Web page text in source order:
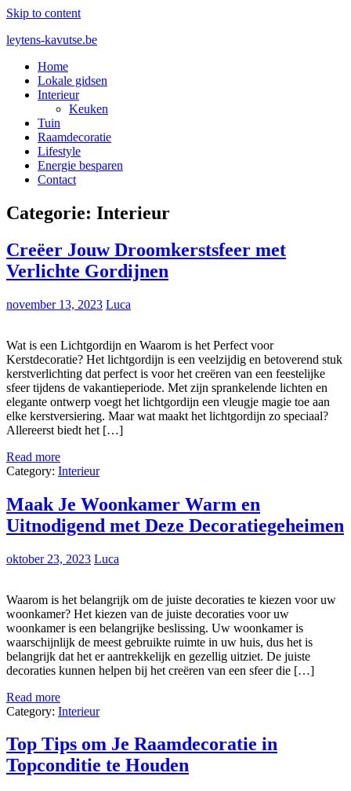
Skip to content
leytens-kavutse.be
Blog interieurstyling: Hoe je kleur en textuur combineert
Home
Lokale gidsen
Interieur
Keuken
Tuin
Raamdecoratie
Lifestyle
Energie besparen
Contact
Categorie: Interieur
Creëer Jouw Droomkerstsfeer met
Verlichte Gordijnen
november 13, 2023 Luca
Wat is een Lichtgordijn en Waarom is het Perfect voor
Kerstdecoratie? Het lichtgordijn is een veelzijdig en betoverend stuk
kerstverlichting dat perfect is voor het creëren van een feestelijke
sfeer tijdens de vakantieperiode. Met zijn sprankelende lichten en
elegante ontwerp voegt het lichtgordijn een vleugje magie toe aan
elke kerstversiering. Maar wat maakt het lichtgordijn zo speciaal?
Allereerst biedt het […]
Read more
Category: Interieur
Maak Je Woonkamer Warm en
Uitnodigend met Deze Decoratiegeheimen
oktober 23, 2023 Luca
Waarom is het belangrijk om de juiste decoraties te kiezen voor uw
woonkamer? Het kiezen van de juiste decoraties voor uw
woonkamer is een belangrijke beslissing. Uw woonkamer is
waarschijnlijk de meest gebruikte ruimte in uw huis, dus het is
belangrijk dat het er aantrekkelijk en gezellig uitziet. De juiste
decoraties kunnen helpen bij het creëren van een sfeer die […]
Read more
Category: Interieur
Top Tips om Je Raamdecoratie in
Topconditie te Houden